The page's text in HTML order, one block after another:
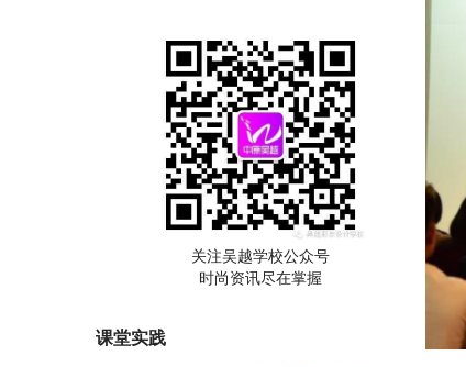
关注吴越学校公众号
时尚资讯尽在掌握
课堂实践